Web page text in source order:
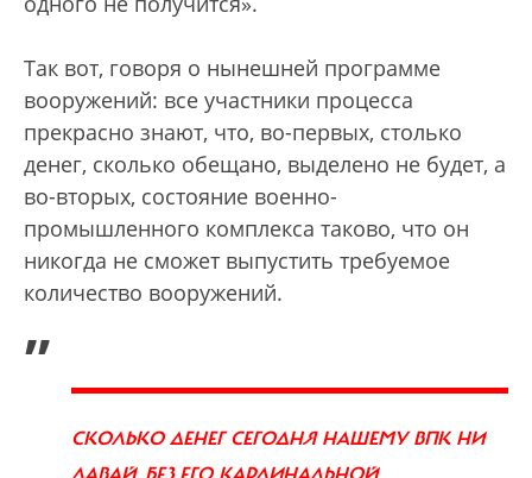
Так вот, говоря о нынешней программе
вооружений: все участники процесса
прекрасно знают, что, во-первых, столько
денег, сколько обещано, выделено не будет, а
во-вторых, состояние военно-
промышленного комплекса таково, что он
никогда не сможет выпустить требуемое
количество вооружений.
„
СКОЛЬКО ДЕНЕГ СЕГОДНЯ НАШЕМУ ВПК НИ